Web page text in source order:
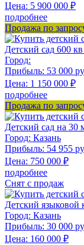
Цена: 5 900 000 ₽
подробнее
Продажа по
Детский сад 600
Город:
Прибыль: 53 000
Цена: 1 150 000 ₽
подробнее
Продажа по
Детский сад на 30
Город: Казань
Прибыль: 54 955
Цена: 750 000 ₽
подробнее
Снят с продаж
Детский языковой
Город: Казань
Прибыль: 30 000
Цена: 160 000 ₽